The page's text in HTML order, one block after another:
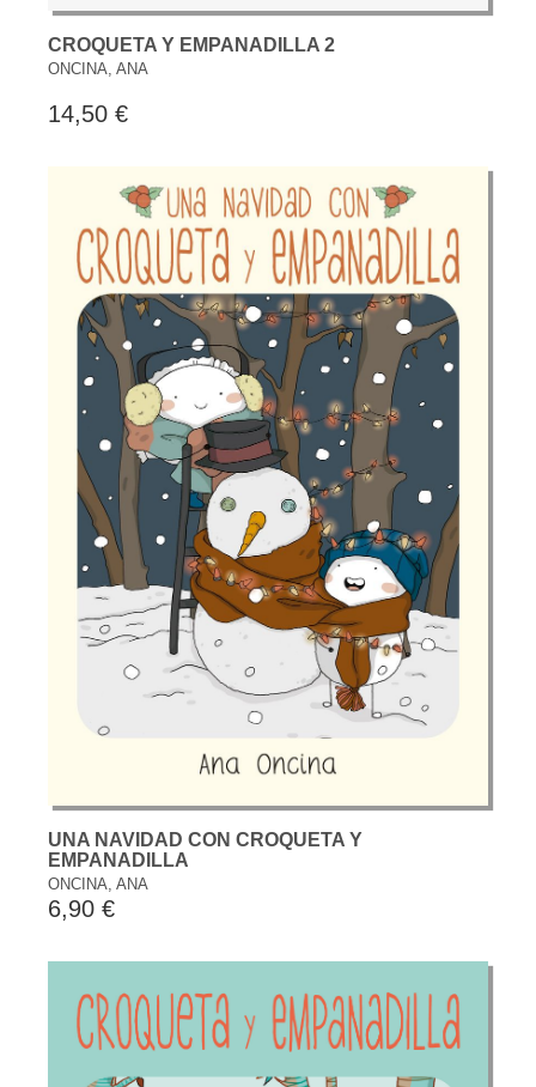
CROQUETA Y EMPANADILLA 2
ONCINA, ANA
14,50 €
UNA NAVIDAD CON CROQUETA Y
EMPANADILLA
ONCINA, ANA
6,90 €